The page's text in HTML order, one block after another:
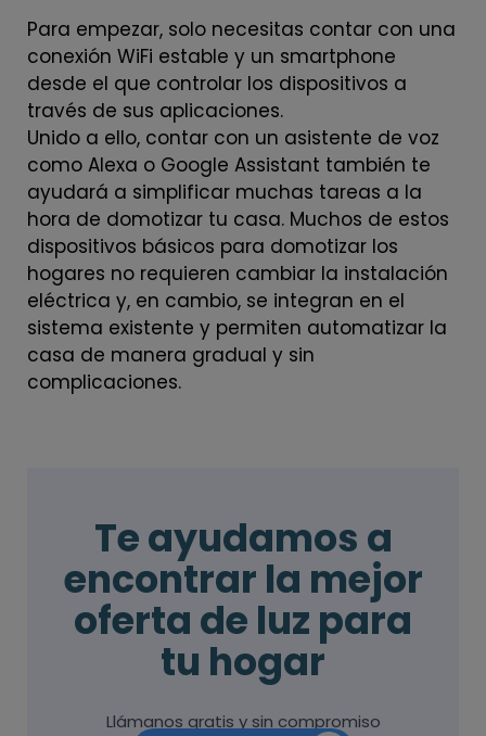
Para empezar, solo necesitas contar con una
conexión WiFi estable y un smartphone
desde el que controlar los dispositivos a
través de sus aplicaciones.
Unido a ello, contar con un asistente de voz
como Alexa o Google Assistant también te
ayudará a simplificar muchas tareas a la
hora de domotizar tu casa. Muchos de estos
dispositivos básicos para domotizar los
hogares no requieren cambiar la instalación
eléctrica y, en cambio, se integran en el
sistema existente y permiten automatizar la
casa de manera gradual y sin
complicaciones.
Te ayudamos a
encontrar la mejor
oferta de luz para
tu hogar
Llámanos gratis y sin compromiso